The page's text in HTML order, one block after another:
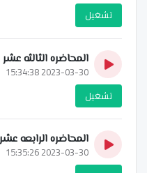
تشغيل
المحاضره الثالثه عشر
2023-03-30 15:34:38
تشغيل
المحاضره الرابعه عشر
2023-03-30 15:35:26